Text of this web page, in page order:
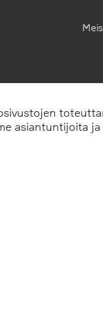
asiantuntijoita ja